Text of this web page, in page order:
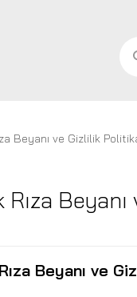
Beyanı ve Gizlilik
Rıza
Beyanı ve